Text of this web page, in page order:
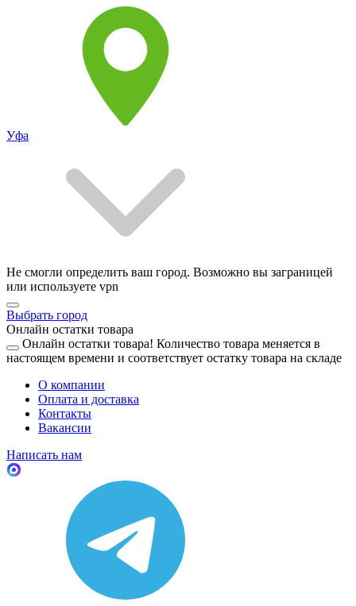
Уфа
Не смогли определить ваш город. Возможно вы заграницей
или используете vpn
Выбрать город
Онлайн остатки товара
Онлайн остатки товара! Количество товара меняется в
настоящем времени и соответствует остатку товара на складе
О компании
Оплата и доставка
Контакты
Вакансии
Написать нам